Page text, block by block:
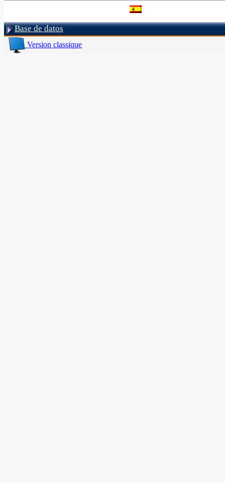
Base de datos
Version classique